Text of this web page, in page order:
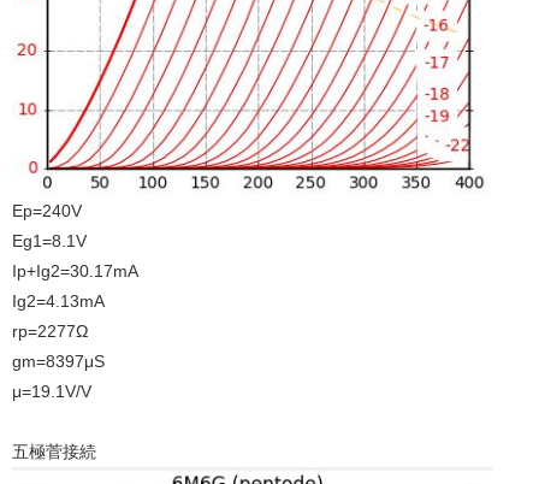
Ep=240V
Eg1=8.1V
Ip+Ig2=30.17mA
Ig2=4.13mA
rp=2277Ω
gm=8397μS
μ=19.1V/V
五極菅接続